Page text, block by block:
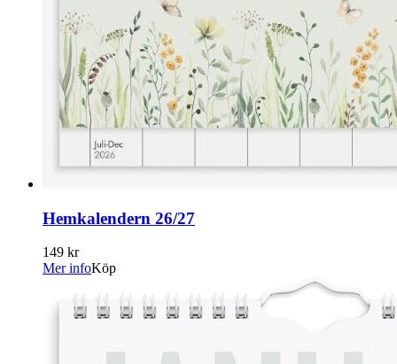
Hemkalendern 26/27
149 kr
Mer infoKöp